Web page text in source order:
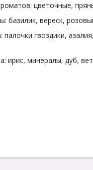
цветочные,
базилик, вереск,
палочки гвоздики,
ирис, минералы, дуб,